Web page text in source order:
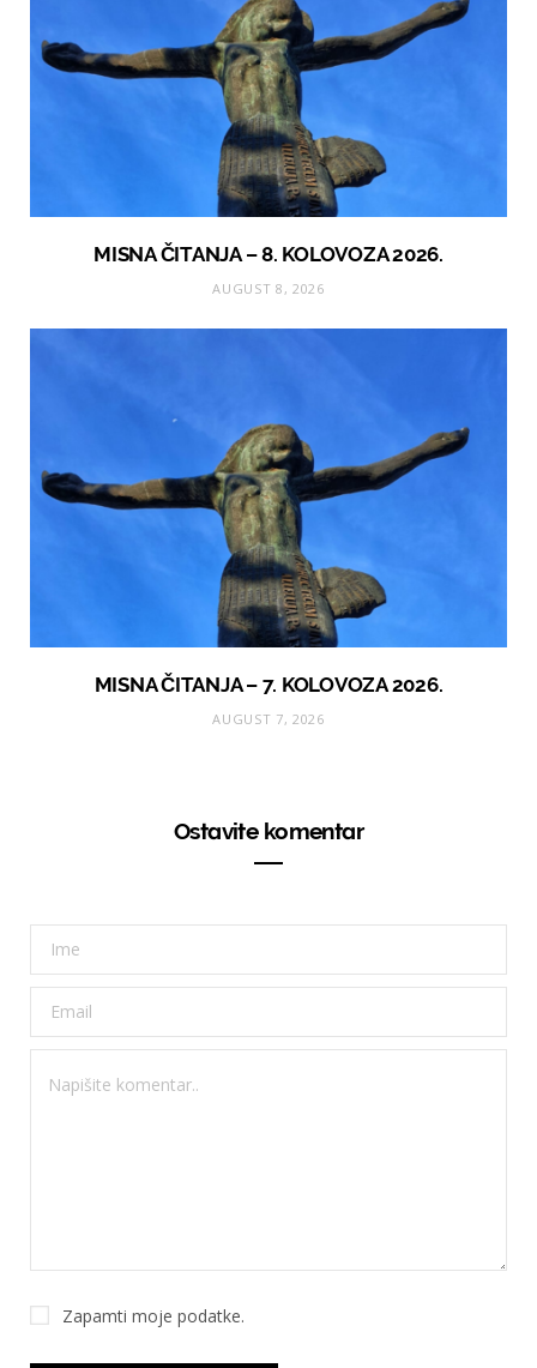
MISNA ČITANJA – 8. KOLOVOZA 2026.
AUGUST 8, 2026
MISNA ČITANJA – 7. KOLOVOZA 2026.
AUGUST 7, 2026
Ostavite komentar
Zapamti moje podatke.